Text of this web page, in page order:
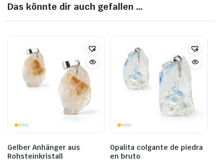
Das könnte dir auch gefallen …
Gelber Anhänger aus
Rohsteinkristall
Opalita colgante de piedra
en bruto